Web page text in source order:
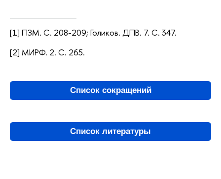
[1] ПЗМ. С. 208-209; Голиков. ДПВ. 7. С. 347.
[2] МИРФ. 2. С. 265.
Список сокращений
Список литературы